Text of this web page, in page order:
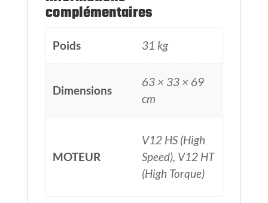
complémentaires
Poids 31 kg
Dimensions
63 × 33 × 69
cm
MOTEUR
V12 HS (High
Speed), V12 HT
(High Torque)